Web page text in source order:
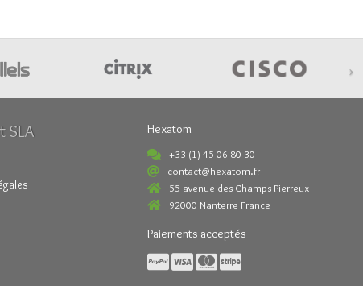
›
SLA Hexatom
+33 (1) 45 06 80 30
contact@hexatom.fr
55 avenue des Champs Pierreux
92000 Nanterre France
Paiements acceptés